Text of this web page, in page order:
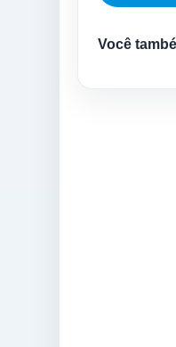
Você